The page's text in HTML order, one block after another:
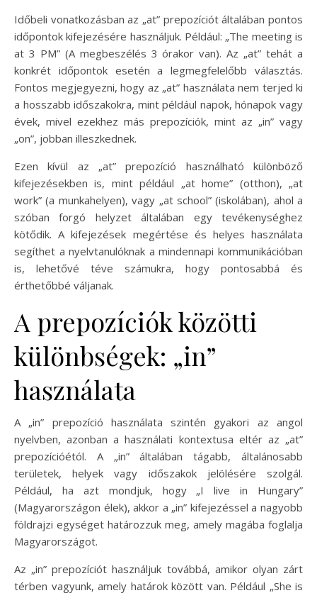
Időbeli vonatkozásban az „at” prepozíciót általában pontos
időpontok kifejezésére használjuk. Például: „The meeting is
at 3 PM” (A megbeszélés 3 órakor van). Az „at” tehát a
konkrét időpontok esetén a legmegfelelőbb választás.
Fontos megjegyezni, hogy az „at” használata nem terjed ki
a hosszabb időszakokra, mint például napok, hónapok vagy
évek, mivel ezekhez más prepozíciók, mint az „in” vagy
„on”, jobban illeszkednek.
Ezen kívül az „at” prepozíció használható különböző
kifejezésekben is, mint például „at home” (otthon), „at
work” (a munkahelyen), vagy „at school” (iskolában), ahol a
szóban forgó helyzet általában egy tevékenységhez
kötődik. A kifejezések megértése és helyes használata
segíthet a nyelvtanulóknak a mindennapi kommunikációban
is, lehetővé téve számukra, hogy pontosabbá és
érthetőbbé váljanak.
A prepozíciók közötti
különbségek: „in”
használata
A „in” prepozíció használata szintén gyakori az angol
nyelvben, azonban a használati kontextusa eltér az „at”
prepozícióétól. A „in” általában tágabb, általánosabb
területek, helyek vagy időszakok jelölésére szolgál.
Például, ha azt mondjuk, hogy „I live in Hungary”
(Magyarországon élek), akkor a „in” kifejezéssel a nagyobb
földrajzi egységet határozzuk meg, amely magába foglalja
Magyarországot.
Az „in” prepozíciót használjuk továbbá, amikor olyan zárt
térben vagyunk, amely határok között van. Például „She is